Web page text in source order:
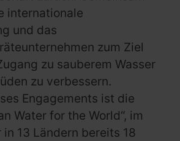
internationale
und das
zum Ziel
zu sauberem Wasser
zu verbessern.
Engagements ist die
Water for the World“, im
in 13 Ländern bereits 18